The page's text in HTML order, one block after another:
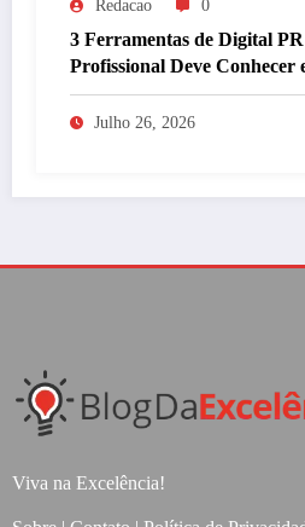
Redacao 0
3 Ferramentas de Digital
Profissional Deve Conhecer
Julho 26, 2026
Viva na Excelência!